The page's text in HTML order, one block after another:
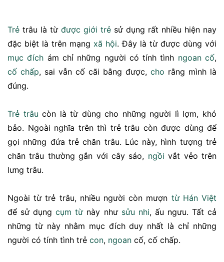
Trẻ trâu là từ được giới trẻ sử dụng rất nhiều hiện nay
đặc biệt là trên mạng xã hội. Đây là từ được dùng với
mục đích ám chỉ những người có tính tình ngoan cố,
cố chấp, sai vẫn cố cãi bằng được, cho rằng mình là
đúng.
Trẻ trâu còn là từ dùng cho những người lì lợm, khó
bảo. Ngoài nghĩa trên thì trẻ trâu còn được dùng để
gọi những đứa trẻ chăn trâu. Lúc này, hình tượng trẻ
chăn trâu thường gắn với cây sáo, ngồi vắt vẻo trên
lưng trâu.
Ngoài từ trẻ trâu, nhiều người còn mượn từ Hán Việt
để sử dụngcụm từnày như sửu nhi, ấu ngưu. Tất cả
những từ này nhằm mục đích duy nhất là chỉ những
người có tính tình trẻ con, ngoan cố, cố chấp.